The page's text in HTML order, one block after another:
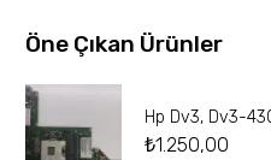
Öne Çıkan Ürünler
Hp Dv3, Dv3-
₺1.250,00